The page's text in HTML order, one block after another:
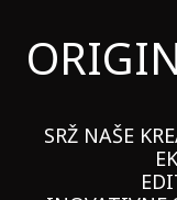
SRŽ NAŠE